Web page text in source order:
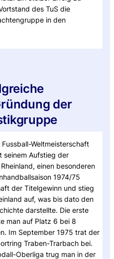
des TuS die
in den
der
Weltmeisterschaft
seinem Aufstieg der
einen besonderen
1974/75
der Titelgewinn und stieg
auf, was bis dato den
darstellte. Die erste
man auf Platz 6 bei 8
Im September 1975 trat der
Traben-Trarbach bei.
Oberliga trug man in der